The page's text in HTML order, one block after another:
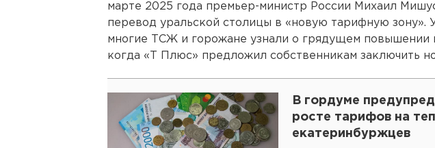
марте 2025 года премьер-министр России Михаил
перевод уральской столицы в «новую тарифную зону».
многие ТСЖ и горожане узнали о грядущем повышении
когда «Т Плюс» предложил собственникам заключить
В гордуме
росте тарифов на
екатеринбуржцев